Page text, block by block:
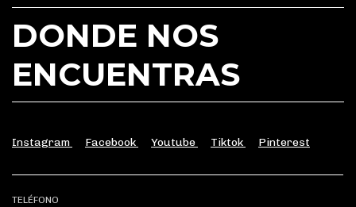
DONDE NOS
ENCUENTRAS
Instagram Facebook Youtube Tiktok Pinterest
TELÉFONO